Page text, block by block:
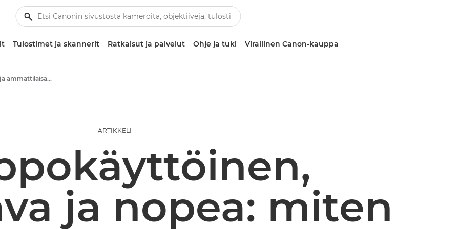
Tulostimet ja skannerit Ratkaisut ja palvelut Ohje ja tuki Virallinen Canon-kauppa
Liiketoiminta- ja ammattilaisartikkelit
ARTIKKELI
ja nopea: miten